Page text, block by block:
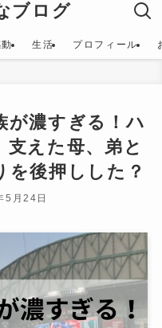
ブログ
動 生活 プロフィール
が濃すぎる！ハ
支えた母、弟と
を後押しした？
5月24日